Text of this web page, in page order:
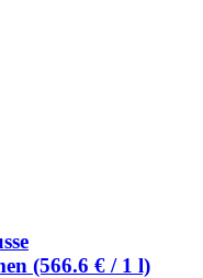
(566.6 € / 1 l)